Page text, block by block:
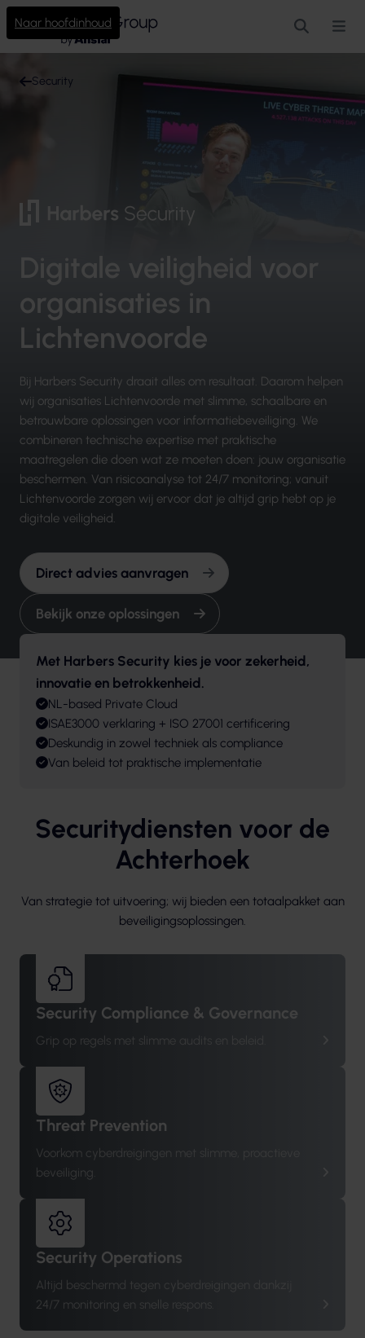
Naar hoofdinhoud
Zoeken
Security
Digitale veiligheid voor
organisaties in
Lichtenvoorde
Bij Harbers Security draait alles om resultaat. Daarom helpen
wij organisaties Lichtenvoorde met slimme, schaalbare en
betrouwbare oplossingen voor informatiebeveiliging. We
combineren technische expertise met praktische
maatregelen die doen wat ze moeten doen: jouw organisatie
beschermen. Van risicoanalyse tot 24/7 monitoring; vanuit
Lichtenvoorde zorgen wij ervoor dat je altijd grip hebt op je
digitale veiligheid.
Direct advies aanvragen
Bekijk onze oplossingen
Met Harbers Security kies je voor zekerheid,
innovatie en betrokkenheid.
NL-based Private Cloud
ISAE3000 verklaring + ISO 27001 certificering
Deskundig in zowel techniek als compliance
Van beleid tot praktische implementatie
Securitydiensten voor de
Achterhoek
Van strategie tot uitvoering; wij bieden een totaalpakket aan
beveiligingsoplossingen.
Security Compliance & Governance
Grip op regels met slimme audits en beleid.
Threat Prevention
Voorkom cyberdreigingen met slimme, proactieve
beveiliging.
Security Operations
Altijd beschermd tegen cyberdreigingen dankzij
24/7 monitoring en snelle respons.